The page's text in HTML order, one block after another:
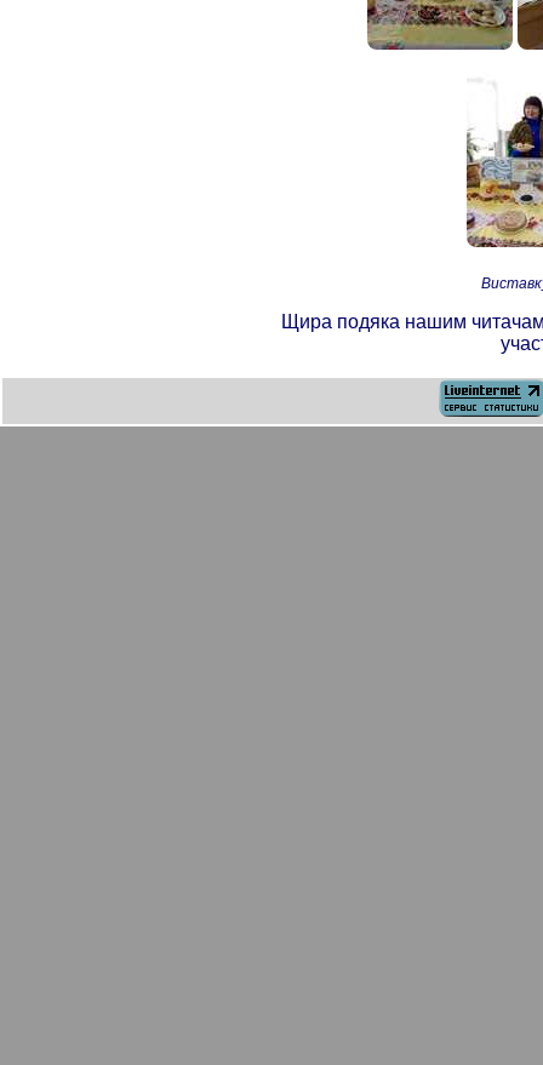
Щира подяка нашим читачам